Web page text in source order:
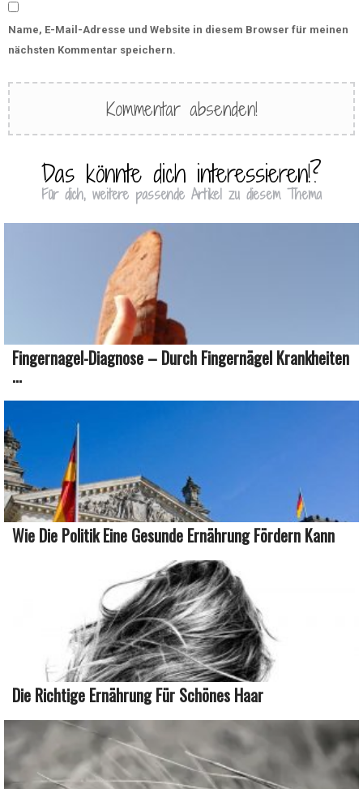
Name, E-Mail-Adresse und Website in diesem Browser für meinen
nächsten Kommentar speichern.
Das könnte dich interessieren!?
Für dich, weitere passende Artikel zu diesem Thema
Fingernagel-Diagnose – Durch Fingernägel Krankheiten
...
Wie Die Politik Eine Gesunde Ernährung Fördern Kann
Die Richtige Ernährung Für Schönes Haar